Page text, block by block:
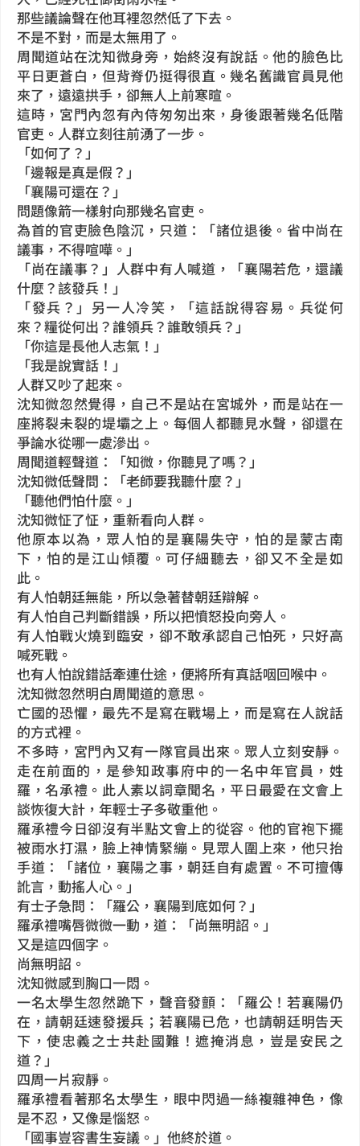
那些議論聲在他耳裡忽然低了下去。
不是不對，而是太無用了。
周聞道站在沈知微身旁，始終沒有說話。他的臉色比
平日更蒼白，但背脊仍挺得很直。幾名舊識官員見他
來了，遠遠拱手，卻無人上前寒暄。
這時，宮門內忽有內侍匆匆出來，身後跟著幾名低階
官吏。人群立刻往前湧了一步。
「如何了？」
「邊報是真是假？」
「襄陽可還在？」
問題像箭一樣射向那幾名官吏。
為首的官吏臉色陰沉，只道：「諸位退後。省中尚在
議事，不得喧嘩。」
「尚在議事？」人群中有人喊道，「襄陽若危，還議
什麼？該發兵！」
「發兵？」另一人冷笑，「這話說得容易。兵從何
來？糧從何出？誰領兵？誰敢領兵？」
「你這是長他人志氣！」
「我是說實話！」
人群又吵了起來。
沈知微忽然覺得，自己不是站在宮城外，而是站在一
座將裂未裂的堤壩之上。每個人都聽見水聲，卻還在
爭論水從哪一處滲出。
周聞道輕聲道：「知微，你聽見了嗎？」
沈知微低聲問：「老師要我聽什麼？」
「聽他們怕什麼。」
沈知微怔了怔，重新看向人群。
他原本以為，眾人怕的是襄陽失守，怕的是蒙古南
下，怕的是江山傾覆。可仔細聽去，卻又不全是如
此。
有人怕朝廷無能，所以急著替朝廷辯解。
有人怕自己判斷錯誤，所以把憤怒投向旁人。
有人怕戰火燒到臨安，卻不敢承認自己怕死，只好高
喊死戰。
也有人怕說錯話牽連仕途，便將所有真話咽回喉中。
沈知微忽然明白周聞道的意思。
亡國的恐懼，最先不是寫在戰場上，而是寫在人說話
的方式裡。
不多時，宮門內又有一隊官員出來。眾人立刻安靜。
走在前面的，是參知政事府中的一名中年官員，姓
羅，名承禮。此人素以詞章聞名，平日最愛在文會上
談恢復大計，年輕士子多敬重他。
羅承禮今日卻沒有半點文會上的從容。他的官袍下擺
被雨水打濕，臉上神情緊繃。見眾人圍上來，他只抬
手道：「諸位，襄陽之事，朝廷自有處置。不可擅傳
訛言，動搖人心。」
有士子急問：「羅公，襄陽到底如何？」
羅承禮嘴唇微微一動，道：「尚無明詔。」
又是這四個字。
尚無明詔。
沈知微感到胸口一悶。
一名太學生忽然跪下，聲音發顫：「羅公！若襄陽仍
在，請朝廷速發援兵；若襄陽已危，也請朝廷明告天
下，使忠義之士共赴國難！遮掩消息，豈是安民之
道？」
四周一片寂靜。
羅承禮看著那名太學生，眼中閃過一絲複雜神色，像
是不忍，又像是惱怒。
「國事豈容書生妄議。」他終於道。